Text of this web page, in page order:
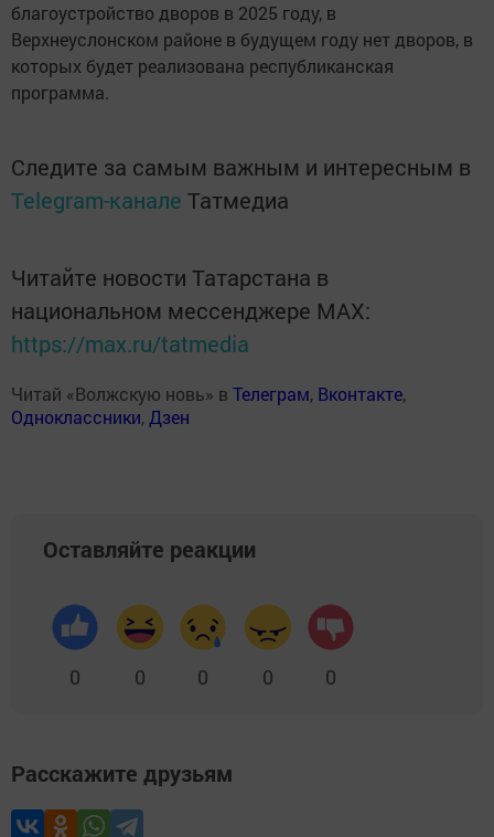
благоустройство дворов в 2025 году, в
Верхнеуслонском районе в будущем году нет дворов, в
которых будет реализована республиканская
программа.
Следите за самым важным и интересным в
Telegram-канале Татмедиа
Читайте новости Татарстана в
национальном мессенджере MАХ:
https://max.ru/tatmedia
Читай «Волжскую новь» в Телеграм, Вконтакте,
Одноклассники, Дзен
Оставляйте реакции
0 0 0 0 0
Расскажите друзьям